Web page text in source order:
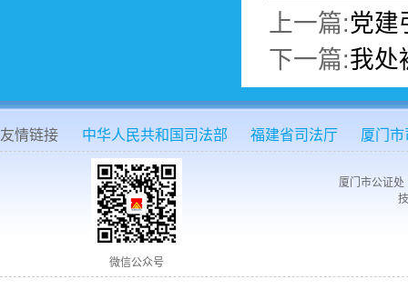
上一篇:党建
下一篇:我处
友情链接 中华人民共和国司法部 福建省司法厅 厦门
微信公众号
厦门市公证处